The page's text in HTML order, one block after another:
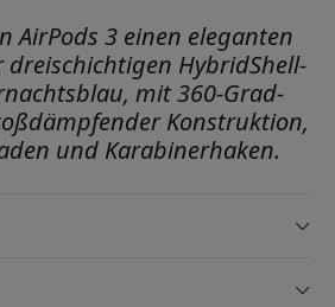
AirPods 3 einen eleganten
dreischichtigen HybridShell-
mit 360-Grad-
Konstruktion,
und Karabinerhaken.